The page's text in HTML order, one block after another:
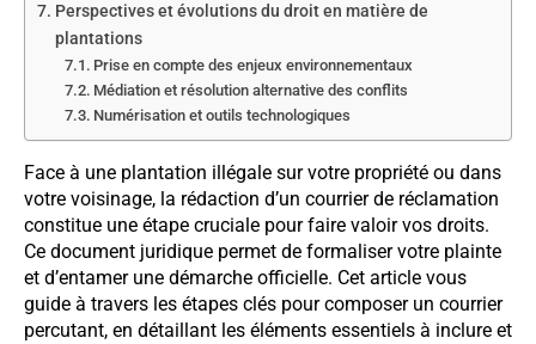
Perspectives et évolutions du droit en matière de
plantations
Prise en compte des enjeux environnementaux
Médiation et résolution alternative des conflits
Numérisation et outils technologiques
Face à une plantation illégale sur votre propriété ou dans
votre voisinage, la rédaction d’un courrier de réclamation
constitue une étape cruciale pour faire valoir vos droits.
Ce document juridique permet de formaliser votre plainte
et d’entamer une démarche officielle. Cet article vous
guide à travers les étapes clés pour composer un courrier
percutant, en détaillant les éléments essentiels à inclure et